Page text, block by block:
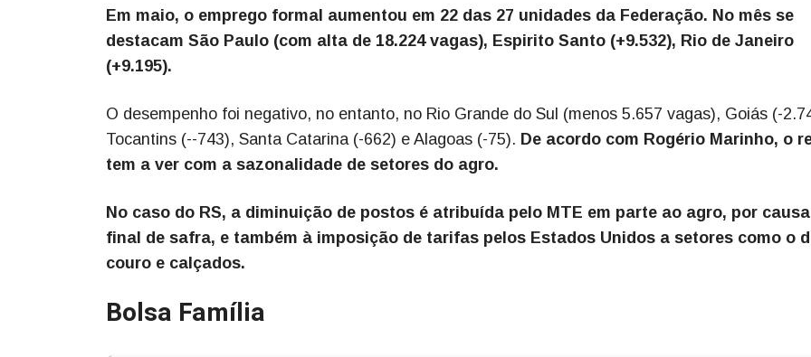
Em maio, o emprego formal aumentou em 22 das 27 unidades da Federação. No mês se
destacam São Paulo (com alta de 18.224 vagas), Espirito Santo (+9.532), Rio de Janeiro
(+9.195).
O desempenho foi negativo, no entanto, no Rio Grande do Sul (menos 5.657 vagas), Goiás (-
Tocantins (--743), Santa Catarina (-662) e Alagoas (-75). De acordo com Rogério Marinho, o
tem a ver com a sazonalidade de setores do agro.
No caso do RS, a diminuição de postos é atribuída pelo MTE em parte ao agro, por
final de safra, e também à imposição de tarifas pelos Estados Unidos a setores como o
couro e calçados.
Bolsa Família